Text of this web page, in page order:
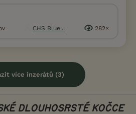
CHS Blue... 282×
více inzerátů (3)
DLOUHOSRSTÉ KOČCE